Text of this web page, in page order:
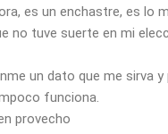
es un enchastre, es lo
no tuve suerte en mi
un dato que me sirva
funciona.
provecho